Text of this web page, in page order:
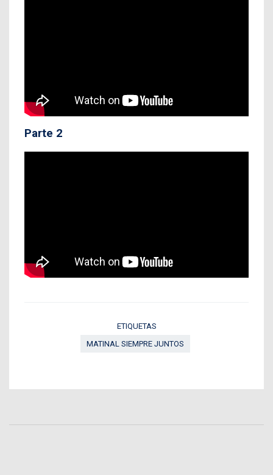
Parte 2
ETIQUETAS
MATINAL SIEMPRE JUNTOS